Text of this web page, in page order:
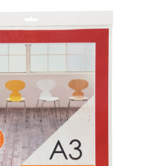
に便利な差込式を採用
用いただけます。プリントと保護シー